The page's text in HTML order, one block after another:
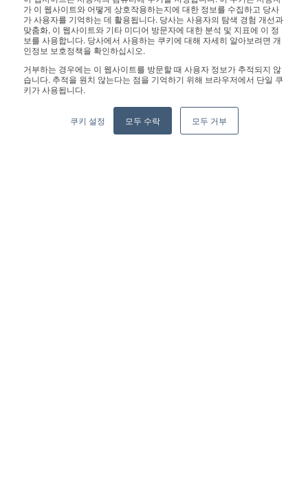
가 이 웹사이트와 어떻게 상호작용하는지에 대한 정보를 수집하고 당사
가 사용자를 기억하는 데 활용됩니다. 당사는 사용자의 탐색 경험 개선과
맞춤화, 이 웹사이트와 기타 미디어 방문자에 대한 분석 및 지표에 이 정
보를 사용합니다. 당사에서 사용하는 쿠키에 대해 자세히 알아보려면 개
인정보 보호정책을 확인하십시오.
거부하는 경우에는 이 웹사이트를 방문할 때 사용자 정보가 추적되지 않
습니다. 추적을 원치 않는다는 점을 기억하기 위해 브라우저에서 단일 쿠
키가 사용됩니다.
쿠키 설정 모두 수락 모두 거부
문의 사항은 영업팀으로 연락 주십시오.:sales@geekplus.com. 홍
보 관련 문의는 홍보팀으로 연락 바랍니다.:pr@geekplus.com
Copyright © 2026 Geekplus Technology Co., Ltd. All rights
reserved.